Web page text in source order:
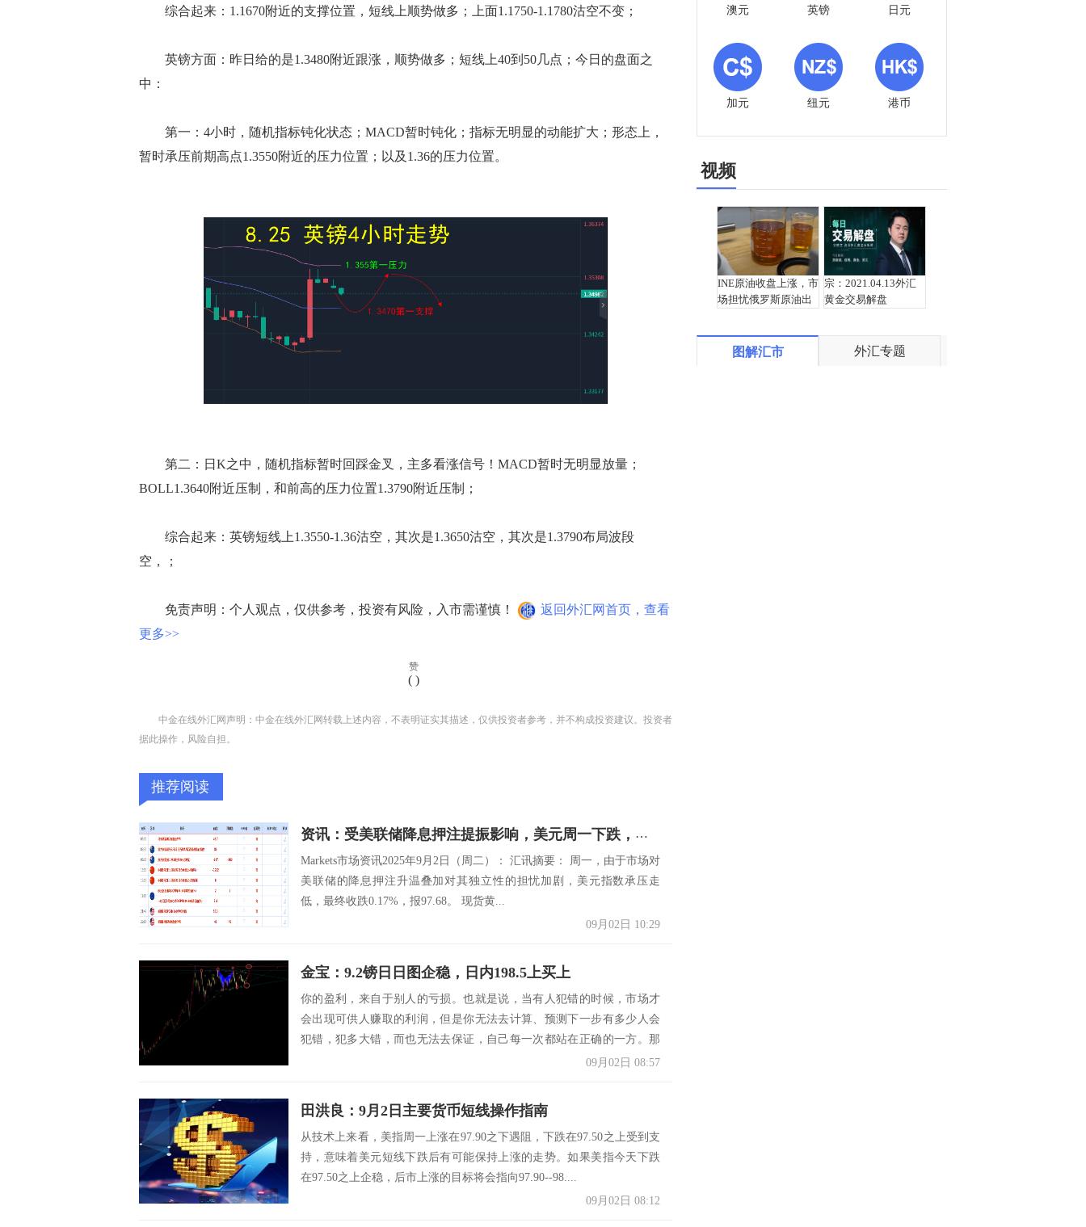
综合起来：1.1670附近的支撑位置，短线上顺势做多；上面1.1750-1.1780沽空不变；
英镑方面：昨日给的是1.3480附近跟涨，顺势做多；短线上40到50几点；今日的盘面之
中：
第一：4小时，随机指标钝化状态；MACD暂时钝化；指标无明显的动能扩大；形态上，
暂时承压前期高点1.3550附近的压力位置；以及1.36的压力位置。
第二：日K之中，随机指标暂时回踩金叉，主多看涨信号！MACD暂时无明显放量；
BOLL1.3640附近压制，和前高的压力位置1.3790附近压制；
综合起来：英镑短线上1.3550-1.36沽空，其次是1.3650沽空，其次是1.3790布局波段
空，；
免责声明：个人观点，仅供参考，投资有风险，入市需谨慎！
返回外汇网首页，查看
更多>>
赞
( )
中金在线外汇网声明：中金在线外汇网转载上述内容，不表明证实其描述，仅供投资者参考，并不构成投资建议。投资者
据此操作，风险自担。
推荐阅读
资讯：受美联储降息押注提振影响，美元周一下跌，金价逼近历史高点
Markets市场资讯2025年9月2日（周二）： 汇讯摘要： 周一，由于市场对
美联储的降息押注升温叠加对其独立性的担忧加剧，美元指数承压走
低，最终收跌0.17%，报97.68。 现货黄...
09月02日 10:29
金宝：9.2镑日日图企稳，日内198.5上买上
你的盈利，来自于别人的亏损。也就是说，当有人犯错的时候，市场才
会出现可供人赚取的利润，但是你无法去计算、预测下一步有多少人会
犯错，犯多大错，而也无法去保证，自己每一次都站在正确的一方。那
09月02日 08:57
田洪良：9月2日主要货币短线操作指南
从技术上来看，美指周一上涨在97.90之下遇阻，下跌在97.50之上受到支
持，意味着美元短线下跌后有可能保持上涨的走势。如果美指今天下跌
在97.50之上企稳，后市上涨的目标将会指向97.90--98....
09月02日 08:12
澳元 英镑 日元
加元 纽元 港币
视频
INE原油收盘上涨，市
场担忧俄罗斯原油出
宗：2021.04.13外汇
黄金交易解盘
图解汇市 外汇专题